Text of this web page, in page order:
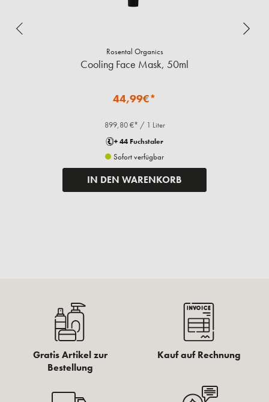
Rosental Organics
Cooling Face Mask, 50ml
44,99€*
899,80 €* / 1 Liter
+ 44 Fuchstaler
Sofort verfügbar
IN DEN WARENKORB
Gratis Artikel zur
Bestellung
Kauf auf Rechnung